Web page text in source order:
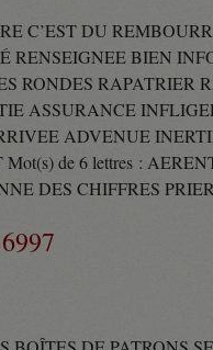
C’EST DU
RENSEIGNEE BIEN
RONDES RAPATRIER
ASSURANCE
ADVENUE
de 6 lettres :
DES CHIFFRES